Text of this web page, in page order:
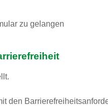
zu gelangen
den